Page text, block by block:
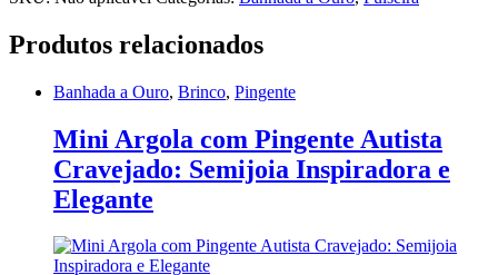
Produtos relacionados
Banhada a Ouro, Brinco, Pingente
Mini Argola com Pingente Autista
Cravejado: Semijoia Inspiradora e
Elegante